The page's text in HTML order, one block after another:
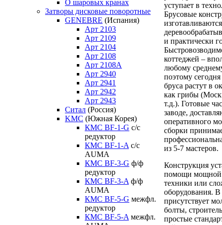
О шаровых кранах
Затворы дисковые поворотные
GENEBRE (Испания)
Арт 2103
Арт 2109
Арт 2104
Арт 2108
Арт 2108A
Арт 2940
Арт 2941
Арт 2942
Арт 2943
Ситал (Россия)
KMC (Южная Корея)
КМС BF-1-G с/с
редуктор
КМС BF-1-A с/с
AUMA
КМС BF-3-G ф/ф
редуктор
КМС BF-3-A ф/ф
AUMA
КМС BF-5-G межфл.
редуктор
КМС BF-5-A межфл.
уступает в
Брусовые
и практически
коттеджей –
любому
поэтому
бруса растут в
как грибы
т.д.). Готовые
заводе,
оперативного
сборки
из 5-7 мастеров.
Конструкция
помощи мощной
техники или
оборудования. В
присутствует
болты,
простые